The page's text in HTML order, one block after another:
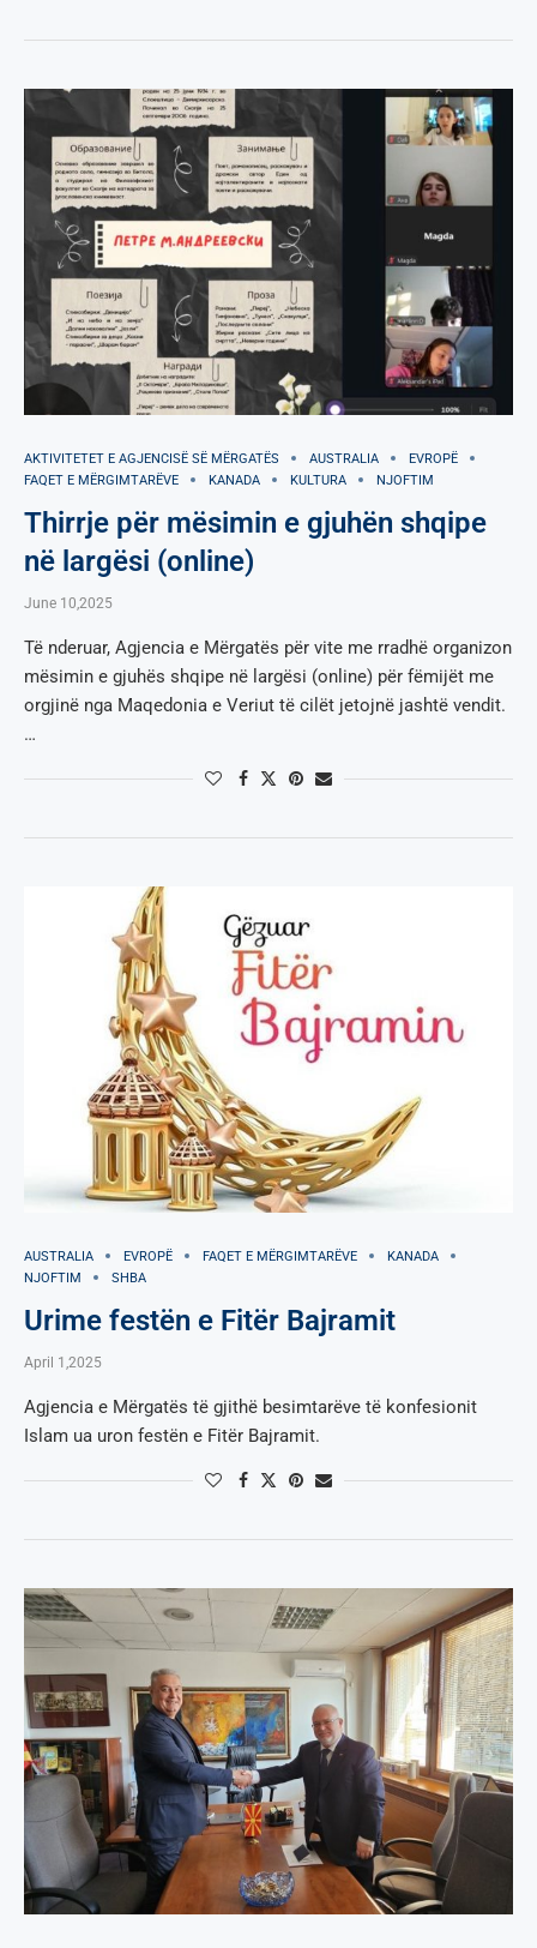
AKTIVITETET E AGJENCISË SË МËRGATËS AUSTRALIA
EVROPË
FAQET E MËRGIMTARËVE
KANADA KULTURA NJOFTIM
Thirrje për mësimin e gjuhën shqipe
në largësi (online)
June 10,2025
Të nderuar, Agjencia e Mërgatës për vite me rradhë organizon
mësimin e gjuhës shqipe në largësi (online) për fëmijët me
orgjinë nga Maqedonia e Veriut të cilët jetojnë jashtë vendit.
…
AUSTRALIA EVROPË FAQET E MËRGIMTARËVE
KANADA
NJOFTIM
SHBA
Urime festën e Fitër Bajramit
April 1,2025
Agjencia e Mërgatës të gjithë besimtarëve të konfesionit
Islam ua uron festën e Fitër Bajramit.